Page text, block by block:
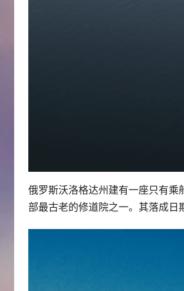
俄罗斯沃洛格达州建有一座只有
部最古老的修道院之一。其落成日